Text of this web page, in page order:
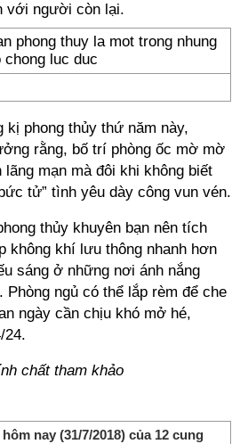
với người còn lại.
phong thủy thứ năm này,
rằng, bố trí phòng ốc mờ mờ
mạn mà đôi khi không biết
tử” tình yêu dày công vun vén.
thủy khuyên bạn nên tích
không khí lưu thông nhanh hơn
sáng ở những nơi ánh nắng
ngủ có thể lắp rèm để che
ngày cần chịu khó mở hé,
24.
chất tham khảo
nay (31/7/2018) của 12 cung